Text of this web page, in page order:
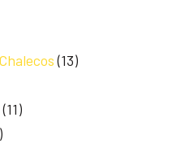
(13)
(11)